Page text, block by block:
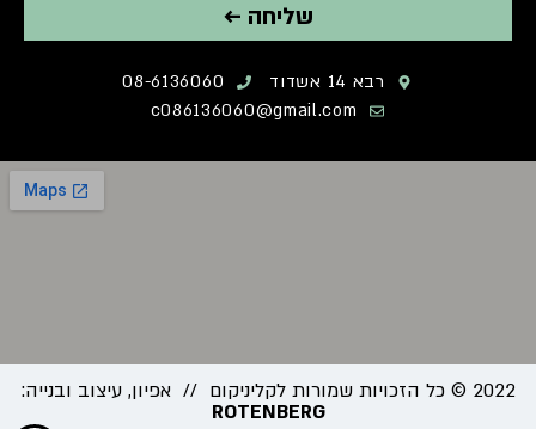
שליחה ←
רבא 14 אשדוד
08-6136060
c086136060@gmail.com
2022 © כל הזכויות שמורות לקליניקום // אפיון, עיצוב ובנייה:
ROTENBERG